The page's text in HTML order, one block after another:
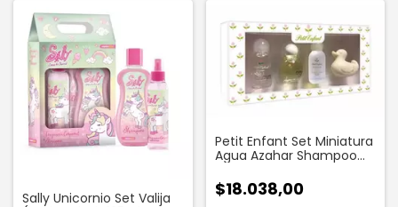
Sally Unicornio Set Valija
Petit Enfant Set Miniatura
Agua Azahar Shampoo
$18.038,00